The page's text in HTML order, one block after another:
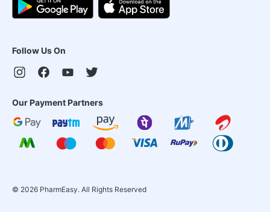
Follow Us On
Our Payment Partners
© 2026 PharmEasy. All Rights Reserved